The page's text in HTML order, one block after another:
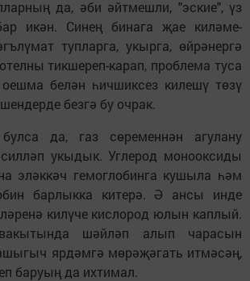
да, әби әйтмешли, "эские", үз
икән. Синең бинага җае киләме-
тупларга, укырга, өйрәнергә
тикшереп-карап, проблема туса
белән һичшиксез килешү төзү
безгә бу очрак.
да, газ сөременнән агулану
укыдык. Углерод монооксиды
эләккәч гемоглобинга кушыла һәм
барлыкка китерә. Ә ансы инде
килүче кислород юлын каплый.
шәйләп алып чарасын
ярдәмгә мөрәҗәгать итмәсәң,
баруың да ихтимал.